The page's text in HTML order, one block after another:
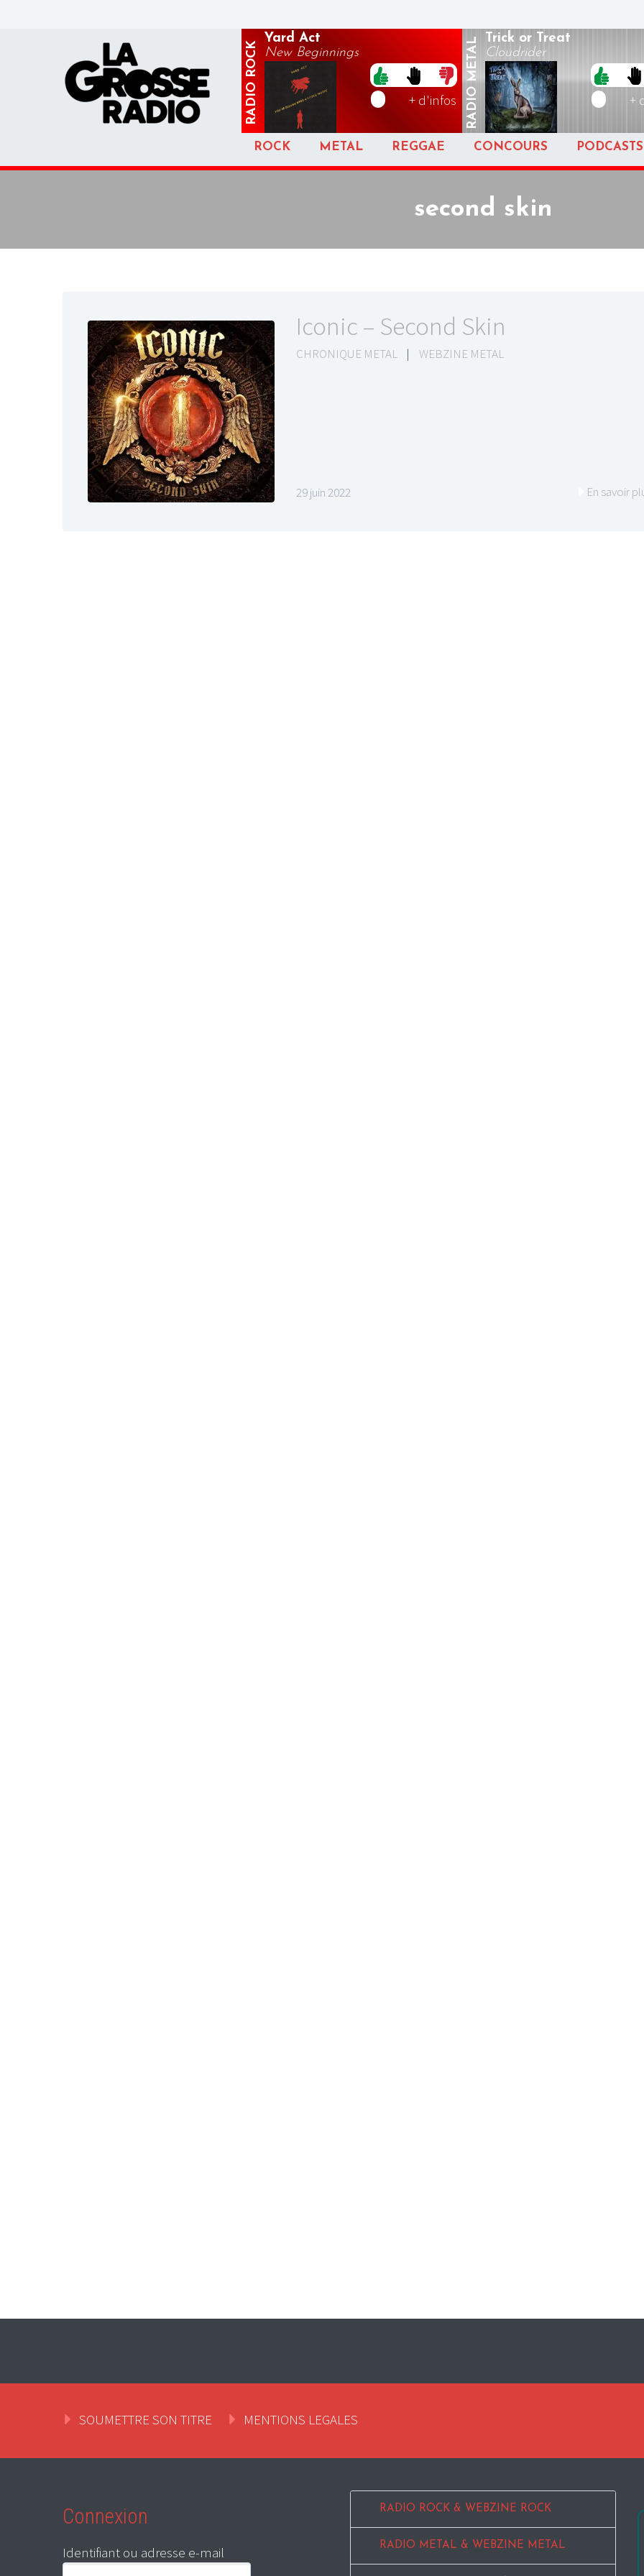
RADIO
ROCK
Yard Act
New Beginnings
+ d'infos RADIO
METAL
Trick or Treat
Cloudrider
+
ROCK METAL REGGAE CONCOURS PODCASTS
second skin
Iconic – Second Skin
CHRONIQUE METAL | WEBZINE METAL
29 juin 2022 En savoir
SOUMETTRE SON TITRE MENTIONS LEGALES
Connexion
Identifiant ou adresse e-mail
RADIO ROCK & WEBZINE ROCK
RADIO METAL & WEBZINE METAL